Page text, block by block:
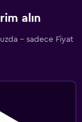
alın
- sadece Fiyat